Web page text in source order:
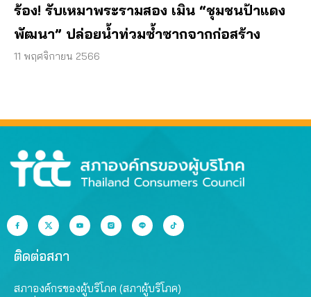
ร้อง! รับเหมาพระรามสอง เมิน “ชุมชนป้าแดง
พัฒนา” ปล่อยน้ำท่วมซ้ำซากจากก่อสร้าง
11 พฤศจิกายน 2566
ติดต่อสภา
สภาองค์กรของผู้บริโภค (สภาผู้บริโภค)